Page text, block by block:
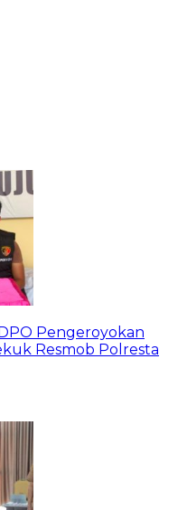
Pengeroyokan
Resmob Polresta